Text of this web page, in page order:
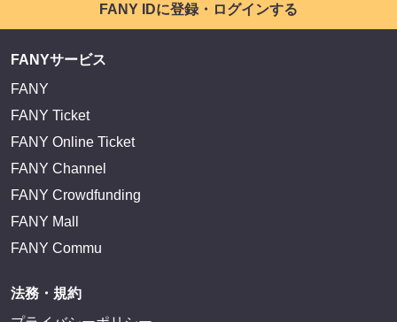
FANY IDに登録・ログインする
FANYサービス
FANY
FANY Ticket
FANY Online Ticket
FANY Channel
FANY Crowdfunding
FANY Mall
FANY Commu
法務・規約